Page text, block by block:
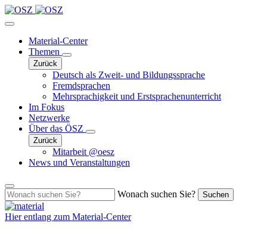
Material-Center
Themen
Zurück
Deutsch als Zweit- und Bildungssprache
Fremdsprachen
Mehrsprachigkeit und Erstsprachenunterricht
Im Fokus
Netzwerke
Über das ÖSZ
Zurück
Mitarbeit @oesz
News und Veranstaltungen
Wonach suchen Sie? Suchen
Hier entlang zum Material-Center